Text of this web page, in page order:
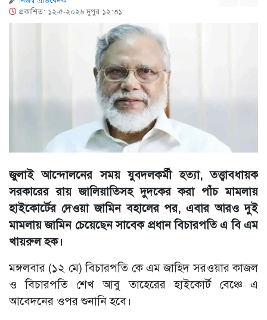
প্রকাশিত: ১২-৫-২০২৬ দুপুর ১২:৩১
জুলাই আন্দোলনের সময় যুবদলকর্মী হত্যা, তত্ত্বাবধায়ক
সরকারের রায় জালিয়াতিসহ দুদকের করা পাঁচ মামলায়
হাইকোর্টের দেওয়া জামিন বহালের পর, এবার আরও দুই
মামলায় জামিন চেয়েছেন সাবেক প্রধান বিচারপতি এ বি এম
খায়রুল হক।
মঙ্গলবার (১২ মে) বিচারপতি কে এম জাহিদ সরওয়ার কাজল
ও বিচারপতি শেখ আবু তাহেরের হাইকোর্ট বেঞ্চে এ
আবেদনের ওপর শুনানি হবে।